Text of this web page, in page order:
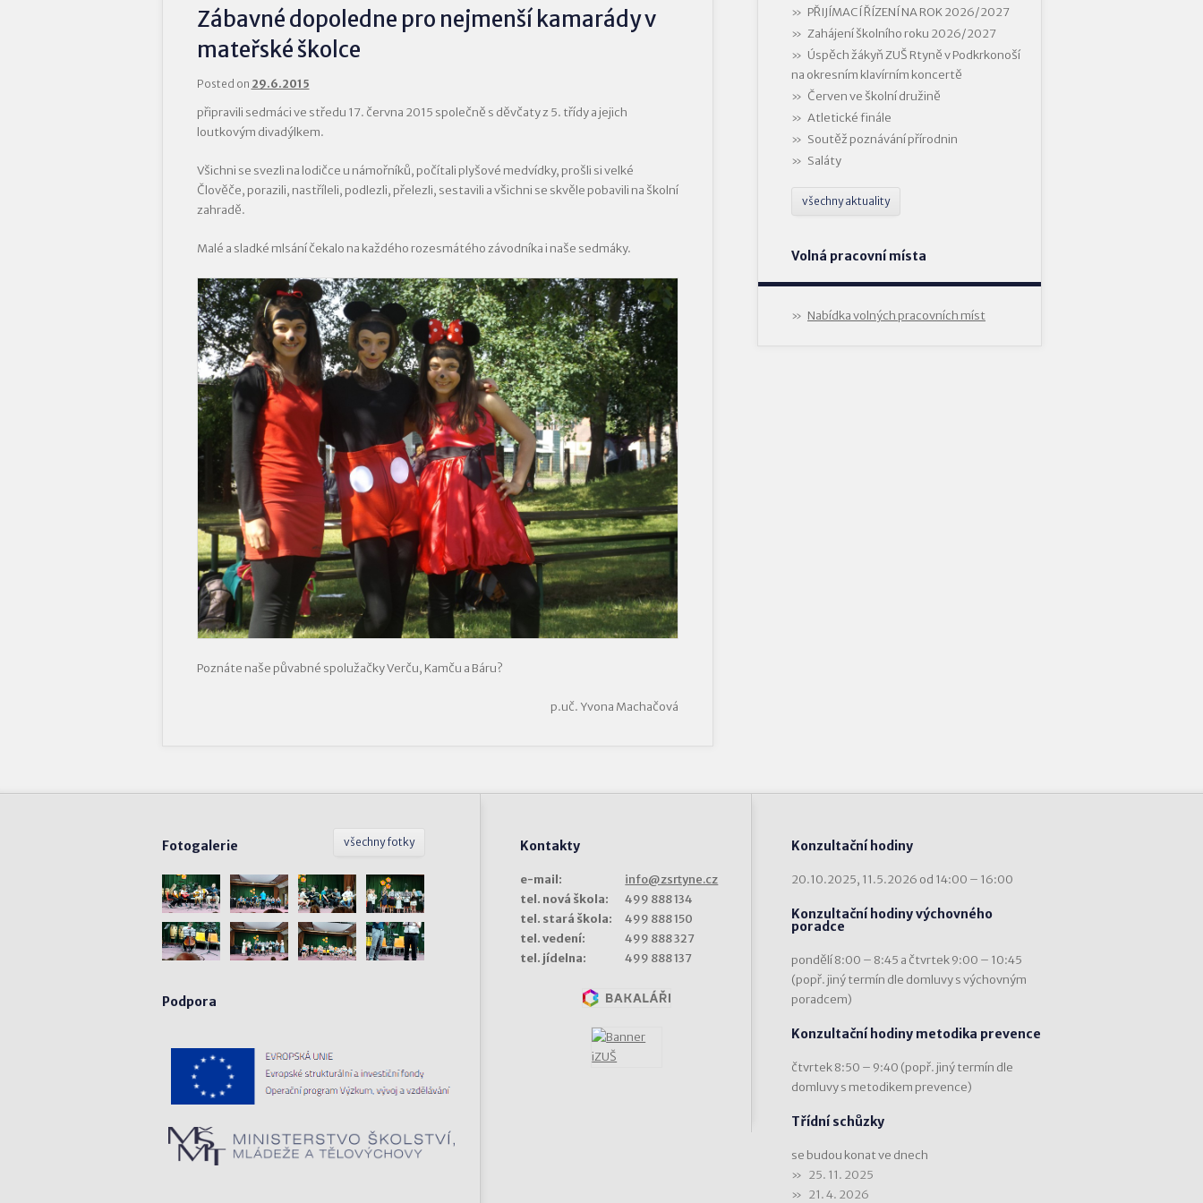
Zábavné dopoledne pro nejmenší kamarády v
mateřské školce
Posted on 29.6.2015
připravili sedmáci ve středu 17. června 2015 společně s děvčaty z 5. třídy a jejich
loutkovým divadýlkem.
Všichni se svezli na lodičce u námořníků, počítali plyšové medvídky, prošli si velké
Člověče, porazili, nastříleli, podlezli, přelezli, sestavili a všichni se skvěle pobavili na školní
zahradě.
Malé a sladké mlsání čekalo na každého rozesmátého závodníka i naše sedmáky.
Poznáte naše půvabné spolužačky Verču, Kamču a Báru?
p.uč. Yvona Machačová
PŘIJÍMACÍ ŘÍZENÍ NA ROK 2026/2027
Zahájení školního roku 2026/2027
Úspěch žákyň ZUŠ Rtyně v Podkrkonoší
na okresním klavírním koncertě
Červen ve školní družině
Atletické finále
Soutěž poznávání přírodnin
Saláty
všechny aktuality
Volná pracovní místa
Nabídka volných pracovních míst
všechny fotky
Fotogalerie
Podpora
Kontakty
e-mail:
info@zsrtyne.cz
tel. nová škola:
499 888 134
tel. stará škola:
499 888 150
tel. vedení:
499 888 327
tel. jídelna:
499 888 137
Konzultační hodiny
20.10.2025, 11.5.2026 od 14:00 – 16:00
Konzultační hodiny výchovného
poradce
pondělí 8:00 – 8:45 a čtvrtek 9:00 – 10:45
(popř. jiný termín dle domluvy s výchovným
poradcem)
Konzultační hodiny metodika prevence
čtvrtek 8:50 – 9:40 (popř. jiný termín dle
domluvy s metodikem prevence)
Třídní schůzky
se budou konat ve dnech
25. 11. 2025
21. 4. 2026